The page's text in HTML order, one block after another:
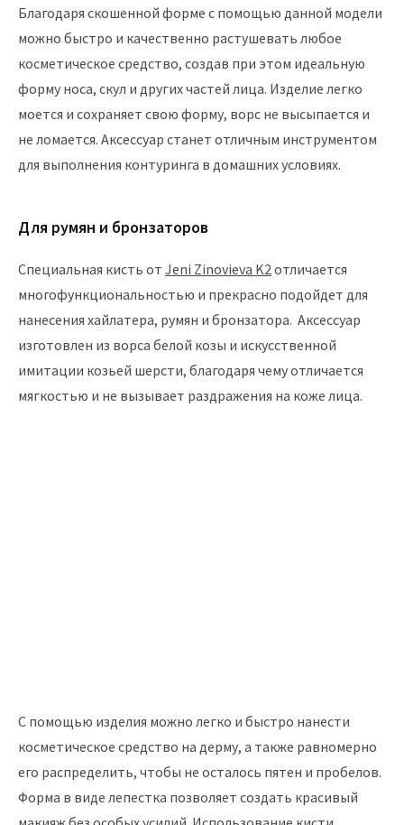
Благодаря скошенной форме с помощью данной модели
можно быстро и качественно растушевать любое
косметическое средство, создав при этом идеальную
форму носа, скул и других частей лица. Изделие легко
моется и сохраняет свою форму, ворс не высыпается и
не ломается. Аксессуар станет отличным инструментом
для выполнения контуринга в домашних условиях.
Для румян и бронзаторов
Специальная кисть от Jeni Zinovieva K2 отличается
многофункциональностью и прекрасно подойдет для
нанесения хайлатера, румян и бронзатора. Аксессуар
изготовлен из ворса белой козы и искусственной
имитации козьей шерсти, благодаря чему отличается
мягкостью и не вызывает раздражения на коже лица.
С помощью изделия можно легко и быстро нанести
косметическое средство на дерму, а также равномерно
его распределить, чтобы не осталось пятен и пробелов.
Форма в виде лепестка позволяет создать красивый